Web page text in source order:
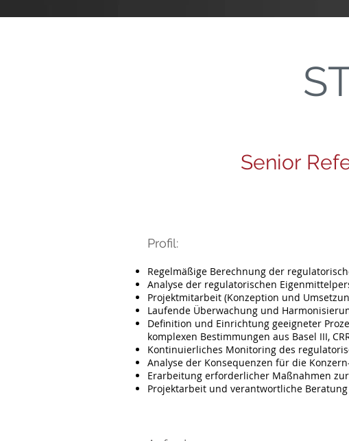
Senior
Profil:
Regelmäßige Berechnung der
Analyse der regulatorischen
Projektmitarbeit (Konzeption und
Laufende Überwachung und
Definition und Einrichtung geeigneter
komplexen Bestimmungen aus Basel III,
Kontinuierliches Monitoring des
Analyse der Konsequenzen für die
Erarbeitung erforderlicher Maßnahmen
Projektarbeit und verantwortliche